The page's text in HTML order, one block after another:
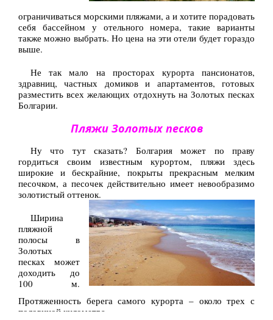
ограничиваться морскими пляжами, а и хотите порадовать
себя бассейном у отельного номера, такие варианты
также можно выбрать. Но цена на эти отели будет гораздо
выше.
Не так мало на просторах курорта пансионатов,
здравниц, частных домиков и апартаментов, готовых
разместить всех желающих отдохнуть на Золотых песках
Болгарии.
Пляжи Золотых песков
Ну что тут сказать? Болгария может по праву
гордиться своим известным курортом, пляжи здесь
широкие и бескрайние, покрыты прекрасным мелким
песочком, а песочек действительно имеет невообразимо
золотистый оттенок.
Ширина
пляжной
полосы в
Золотых
песках может
доходить до
100 м.
Протяженность берега самого курорта – около трех с
половиной километра.